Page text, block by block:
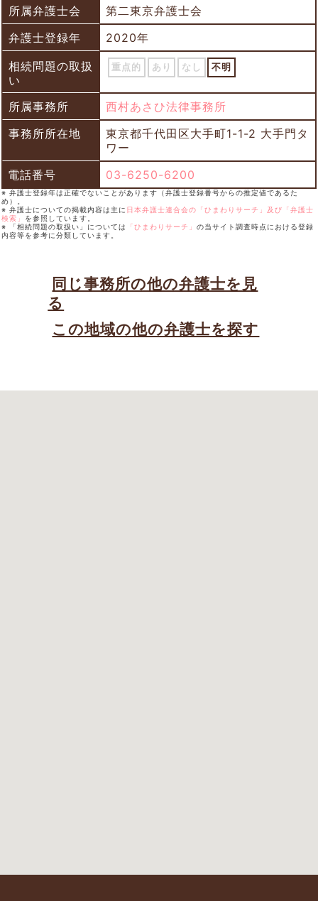
所属弁護士会
第二東京弁護士会
弁護士登録年
2020年
相続問題の取扱
い
重点的 あり なし 不明
所属事務所
西村あさひ法律事務所
事務所所在地
東京都千代田区大手町1-1-2 大手門タ
ワー
電話番号
03-6250-6200
※ 弁護士登録年は正確でないことがあります（弁護士登録番号からの推定値であるた
め）。
※ 弁護士についての掲載内容は主に 日本弁護士連合会の「ひまわりサーチ」及び「弁護士
検索」 を参照しています。
※ 「相続問題の取扱い」については
「ひまわりサーチ」 の当サイト調査時点における登録
内容等を参考に分類しています。
同じ事務所の他の弁護士を見
る
この地域の他の弁護士を探す